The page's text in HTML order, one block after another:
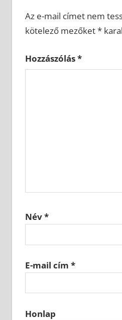
Az e-mail címet nem
kötelező mezőket*
Hozzászólás*
Név*
E-mail cím *
Honlap